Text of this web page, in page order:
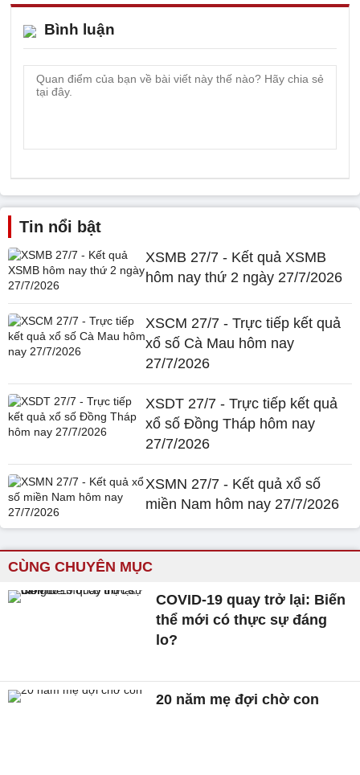
Bình luận
Tin nổi bật
XSMB 27/7 - Kết quả XSMB
hôm nay thứ 2 ngày 27/7/2026
XSCM 27/7 - Trực tiếp kết quả
xổ số Cà Mau hôm nay
27/7/2026
XSDT 27/7 - Trực tiếp kết quả
xổ số Đồng Tháp hôm nay
27/7/2026
XSMN 27/7 - Kết quả xổ số
miền Nam hôm nay 27/7/2026
CÙNG CHUYÊN MỤC
COVID-19 quay trở lại: Biến
thể mới có thực sự đáng
lo?
20 năm mẹ đợi chờ con